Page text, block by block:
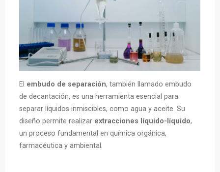
El embudo de separación, también llamado embudo
de decantación, es una herramienta esencial para
separar líquidos inmiscibles, como agua y aceite. Su
diseño permite realizar extracciones líquido-líquido,
un proceso fundamental en química orgánica,
farmacéutica y ambiental.